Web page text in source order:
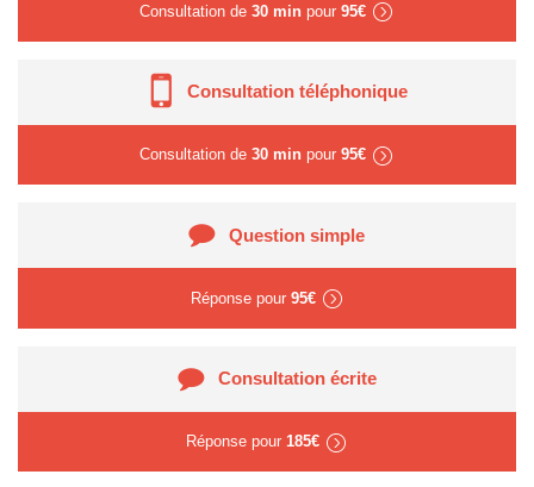
Consultation de 30 min pour 95€
Consultation téléphonique
Consultation de 30 min pour 95€
Question simple
Réponse pour 95€
Consultation écrite
Réponse pour 185€